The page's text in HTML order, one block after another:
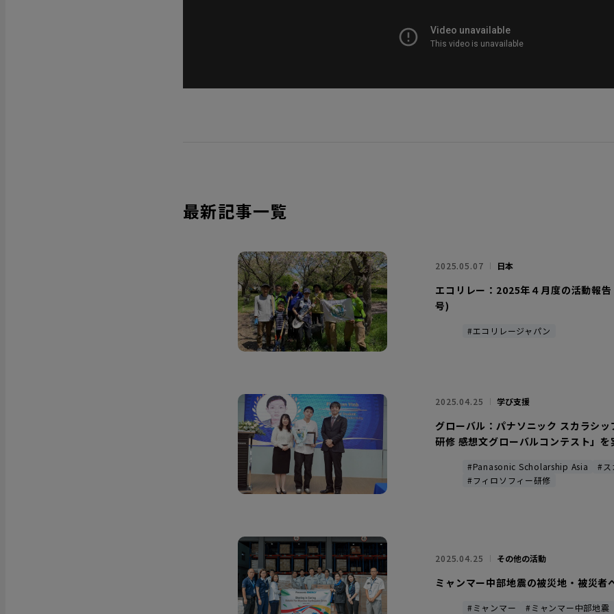
最新記事一覧
2025.05.07 日本
エコリレー：2025年４月度の活動報
号)
#エコリレージャパン
2025.04.25 学び支援
グローバル：パナソニック スカラシ
研修 感想文グローバルコンテスト」を
#Panasonic Scholarship Asia
#ス
#フィロソフィー研修
2025.04.25 その他の活動
ミャンマー中部地震の被災地・被災者
#ミャンマー #ミャンマー中部地震